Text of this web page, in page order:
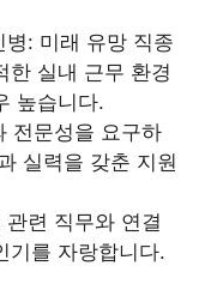
병: 미래 유망 직종
한 실내 근무 환경
높습니다.
전문성을 요구하
실력을 갖춘 지원
련 직무와 연결
기를 자랑합니다.